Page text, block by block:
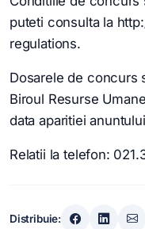
puteti consulta la
regulations.
Dosarele de concurs
Biroul Resurse
data aparitiei
Relatii la telefon:
Distribuie: